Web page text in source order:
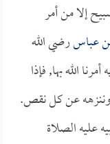
إلا من أمر
عباسرضي الله
الله بها, فإذا
وننزهه عن كل نقص.
عليه الصلاة